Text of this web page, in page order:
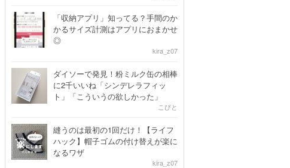
「収納アプリ」知ってる？手間のか
かるサイズ計測はアプリにおまかせ
◎
kira_z07
ダイソーで発見！粉ミルク缶の相棒
に2千いいね「シンデレラフィッ
ト」「こういうの欲しかった」
こびと
縫うのは最初の1回だけ！【ライフ
ハック】帽子ゴムの付け替えが楽に
なるワザ
kira_z07